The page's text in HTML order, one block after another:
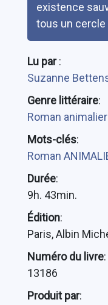
existence
tous un cercle
Lu par:
Suzanne
Genre littéraire:
Roman animalier
Mots-clés:
Roman
Durée:
9h. 43min.
Édition:
Paris, Albin
Numéro du livre:
13186
Produit par: